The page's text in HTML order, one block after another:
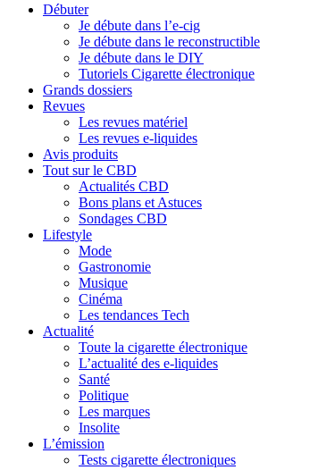
Débuter
Je débute dans l’e-cig
Je débute dans le reconstructible
Je débute dans le DIY
Tutoriels Cigarette électronique
Grands dossiers
Revues
Les revues matériel
Les revues e-liquides
Avis produits
Tout sur le CBD
Actualités CBD
Bons plans et Astuces
Sondages CBD
Lifestyle
Mode
Gastronomie
Musique
Cinéma
Les tendances Tech
Actualité
Toute la cigarette électronique
L’actualité des e-liquides
Santé
Politique
Les marques
Insolite
L’émission
Tests cigarette électroniques